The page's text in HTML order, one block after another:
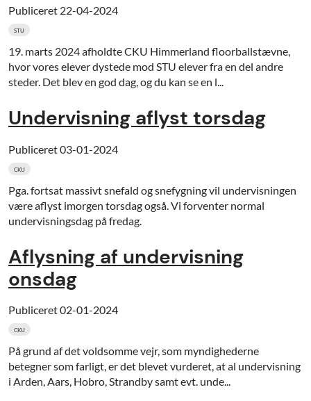
Publiceret 22-04-2024
STU
19. marts 2024 afholdte CKU Himmerland floorballstævne,
hvor vores elever dystede mod STU elever fra en del andre
steder. Det blev en god dag, og du kan se en l...
Undervisning aflyst torsdag
Publiceret03-01-2024
CKU
Pga. fortsat massivt snefald og snefygning vil undervisningen
være aflyst imorgen torsdag også. Vi forventer normal
undervisningsdag på fredag.
Aflysning af undervisning
onsdag
Publiceret02-01-2024
CKU
På grund af det voldsomme vejr, som myndighederne
betegner som farligt, er det blevet vurderet, at al undervisning
i Arden, Aars, Hobro, Strandby samt evt. unde...